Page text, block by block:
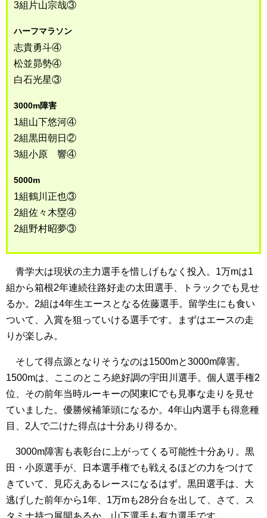
3組片山宗哉③
ハーフマラソン
志貴勇斗④
松並昴勢④
白石光星③
3000m障害
1組山下悠河④
2組黒田朝日②
3組小原 響④
5000m
1組鶴川正也③
2組佐々木塁④
2組野村昭夢③
青学大は現状の主力選手を惜しげもなく投入。1万mは1
組から箱根2年連続往路好走の太田選手、トラックでも見せ
るか。2組は4年生エースとなる佐藤選手。留学生にも食い
ついて、入賞を狙っていける選手です。まずはエースの走
りが楽しみ。
そして得点源となりそうなのは1500mと3000m障害。
1500mは、ここのところ絶好調の宇田川選手。個人選手権2
位、その前年当時ルーキーの関東ICでも見事な走りを見せ
ていました。優勝候補筆頭になるか。4年山内選手も得意種
目、2人で二けた得点は十分あり得るか。
3000m障害も表彰台に上がってくる可能性十分あり。黒
田・小原選手が、日本選手権でも戦えるほどの力をつけて
きていて、見応えあるレースになるはず。黒田選手は、大
逃げした前年から1年、1万mも28分台を出して、さて、ス
タミナ持つ展開あるか。山下選手も有力選手です。